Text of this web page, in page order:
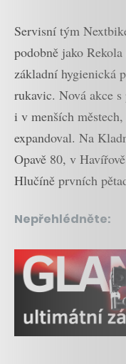
Servisní tým
podobně jako
základní hygienická
rukavic. Nová akce
i v menších
expandoval. Na
Opavě 80, v
Hlučíně prvních
Nepřehlédněte: